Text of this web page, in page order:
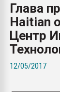
Глава
Haitian
Центр
12/05/2017